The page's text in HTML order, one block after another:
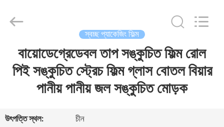
বাড়ি
ভিডিও
Exporting
Reserved.
স্বচ্ছ প্যাকেজিং ফিল্ম
বায়োডেগ্রেডেবল তাপ সঙ্কুচিত ফিল্ম রোল
পিই সঙ্কুচিত স্ট্রেচ ফিল্ম গ্লাস বোতল বিয়ার
পানীয় পানীয় জল সঙ্কুচিত মোড়ক
উৎপত্তি স্থল:
চীন